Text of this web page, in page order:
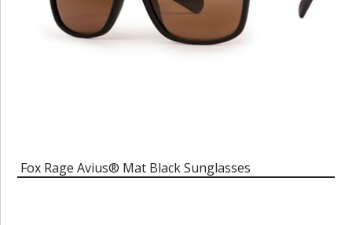
Fox Rage Avius® Mat Black Sunglasses